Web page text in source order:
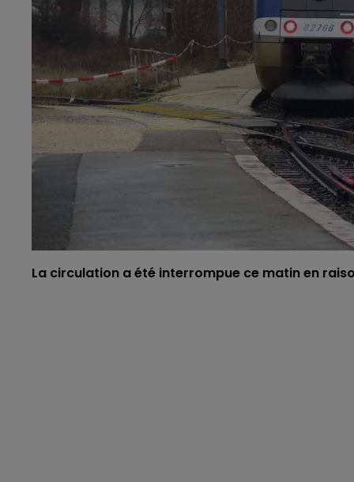
La circulation a été interrompue ce matin en